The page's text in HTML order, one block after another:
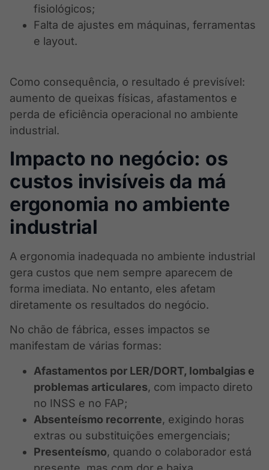
fisiológicos;
Falta de ajustes em máquinas, ferramentas
e layout.
Como consequência, o resultado é previsível:
aumento de queixas físicas, afastamentos e
perda de eficiência operacional no ambiente
industrial.
Impacto no negócio: os
custos invisíveis da má
ergonomia no ambiente
industrial
A ergonomia inadequada no ambiente industrial
gera custos que nem sempre aparecem de
forma imediata. No entanto, eles afetam
diretamente os resultados do negócio.
No chão de fábrica, esses impactos se
manifestam de várias formas:
Afastamentos por LER/DORT, lombalgias e
problemas articulares, com impacto direto
no INSS e no FAP;
Absenteísmo recorrente, exigindo horas
extras ou substituições emergenciais;
Presenteísmo, quando o colaborador está